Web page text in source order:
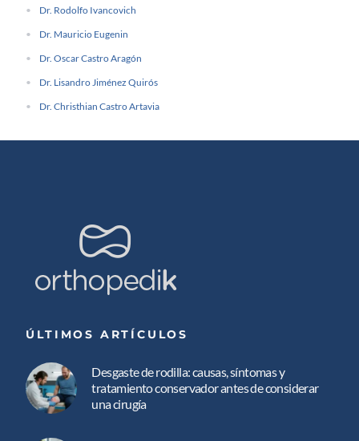
Dr. Rodolfo Ivancovich
Dr. Mauricio Eugenin
Dr. Oscar Castro Aragón
Dr. Lisandro Jiménez Quirós
Dr. Christhian Castro Artavia
ÚLTIMOS ARTÍCULOS
Desgaste de rodilla: causas, síntomas y
tratamiento conservador antes de considerar
una cirugía